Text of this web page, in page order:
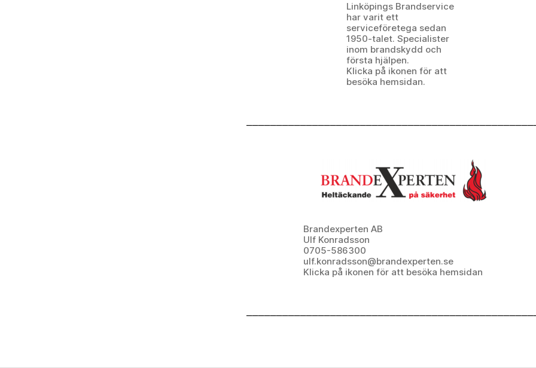
Linköpings Brandservice
har varit ett
serviceföretega sedan
1950-talet. Specialister
inom brandskydd och
första hjälpen.
Klicka på ikonen för att
besöka hemsidan.
Brandexperten AB
Ulf Konradsson
0705-586300
ulf.konradsson@brandexperten.se
Klicka på ikonen för att besöka hemsidan